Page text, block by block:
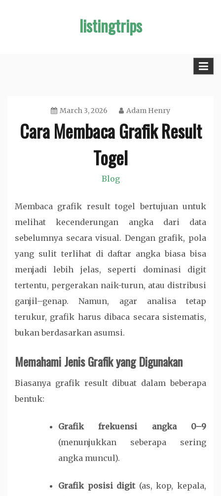
listingtrips
March 3, 2026 Adam Henry
Cara Membaca Grafik Result
Togel
Blog
Membaca grafik result togel bertujuan untuk
melihat kecenderungan angka dari data
sebelumnya secara visual. Dengan grafik, pola
yang sulit terlihat di daftar angka biasa bisa
menjadi lebih jelas, seperti dominasi digit
tertentu, pergerakan naik-turun, atau distribusi
ganjil–genap. Namun, agar analisa tetap
terukur, grafik harus dibaca secara sistematis,
bukan berdasarkan asumsi.
Memahami Jenis Grafik yang Digunakan
Biasanya grafik result dibuat dalam beberapa
bentuk:
Grafik frekuensi angka 0–9
(menunjukkan seberapa sering
angka muncul).
Grafik posisi digit(as, kop, kepala,